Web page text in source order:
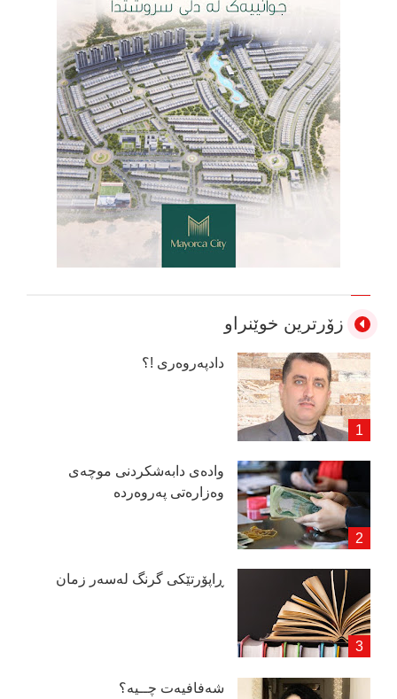
زۆرترین خوێنراو
دادپەروەری !؟
وادەی دابەشكردنی موچەی
وەزارەتی پەروەردە
ڕاپۆرتێكی گرنگ لەسەر زمان
شەفافیەت چــیە؟